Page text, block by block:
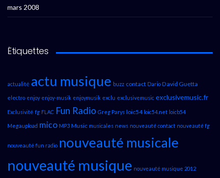
mars 2008
Étiquettes
actualité actu musique buzz contact Dario David Guetta
electro enjoy enjoy-musik enjoymusik exclu exclusivemusic exclusivemusic.fr
Exclusivité fg FLAC Fun Radio Greg Parys loic54 loic54.net loicb54
Megaupload mico MP3 Music musicales news nouveauté contact nouveauté fg
nouveauté fun radio nouveauté musicale
nouveauté musique nouveauté musique 2012